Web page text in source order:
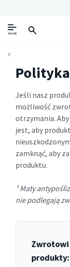
menu
Jeśli nasz
możliwość
otrzymania.
jest, aby
zamknąć, aby
produktu.
¹ Maty
nie podlegają
Zwrotowi
produkty: